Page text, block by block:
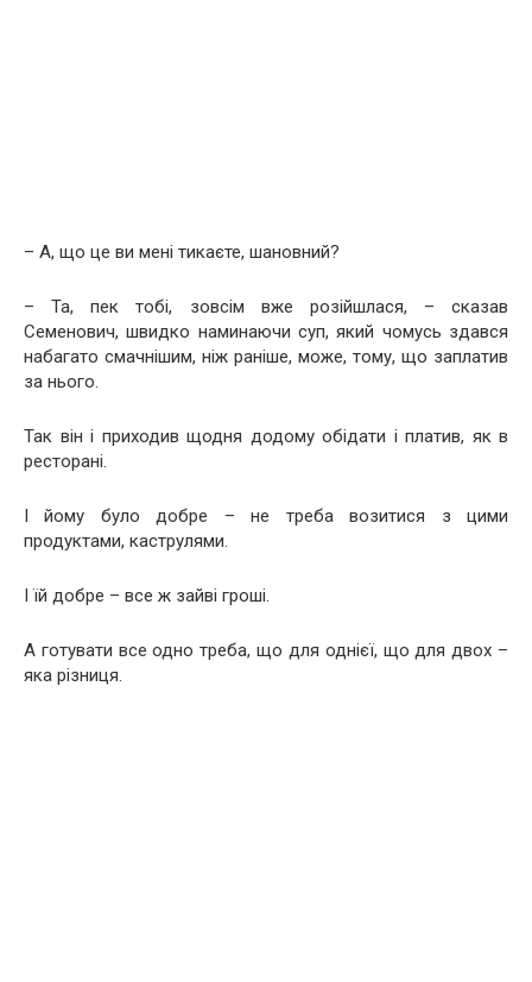
– А, що це ви мені тикаєте, шановний?
– Та, пек тобі, зовсім вже розійшлася, – сказав
Семенович, швидко наминаючи суп, який чомусь здався
набагато смачнішим, ніж раніше, може, тому, що заплатив
за нього.
Так він і приходив щодня додому обідати і платив, як в
ресторані.
І йому було добре – не треба возитися з цими
продуктами, каструлями.
І їй добре – все ж зайві гроші.
А готувати все одно треба, що для однієї, що для двох –
яка різниця.